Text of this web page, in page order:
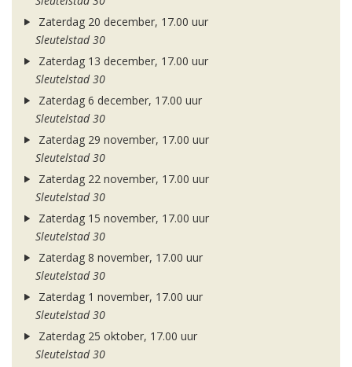
Zaterdag 20 december, 17.00 uur
Sleutelstad 30
Zaterdag 13 december, 17.00 uur
Sleutelstad 30
Zaterdag 6 december, 17.00 uur
Sleutelstad 30
Zaterdag 29 november, 17.00 uur
Sleutelstad 30
Zaterdag 22 november, 17.00 uur
Sleutelstad 30
Zaterdag 15 november, 17.00 uur
Sleutelstad 30
Zaterdag 8 november, 17.00 uur
Sleutelstad 30
Zaterdag 1 november, 17.00 uur
Sleutelstad 30
Zaterdag 25 oktober, 17.00 uur
Sleutelstad 30